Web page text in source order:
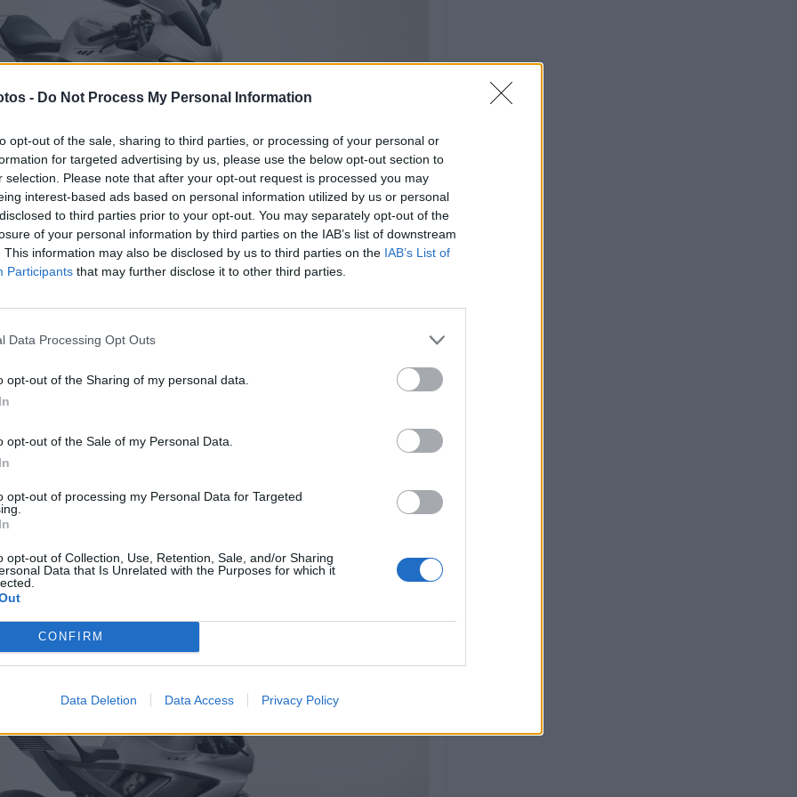
- Do Not Process My Personal Information
opt-out of the sale, sharing to third parties, or processing of your personal or
for targeted advertising by us, please use the below opt-out section to
selection. Please note that after your opt-out request is processed you may
interest-based ads based on personal information utilized by us or personal
to third parties prior to your opt-out. You may separately opt-out of the
of your personal information by third parties on the IAB’s list of downstream
This information may also be disclosed by us to third parties on the IAB’s List of
Participants that may further disclose it to other third parties.
Data Processing Opt Outs
opt-out of the Sharing of my personal data.
opt-out of the Sale of my Personal Data.
opt-out of processing my Personal Data for Targeted
opt-out of Collection, Use, Retention, Sale, and/or Sharing
Data that Is Unrelated with the Purposes for which it
CONFIRM
Data Deletion Data Access Privacy Policy
o motor de 206 cv e a ciclística com as versões anteriores,
monolugar e possui inúmeros componentes em carbono e em
ainda qual o preço a que será lançada (em volume muito
terá um equipamento ainda mais luxuoso e exclusivo. Inúmeras
os vários modelos, sempre com a elegância que caracteriza
e a linha de opcionais promete ser também gigante.
ser comercializada no nosso país através da empresa
outras marcas bem conhecidas no nosso mercado. Podem
aqui.